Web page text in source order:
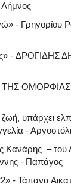
- Γρηγορίου
- ΔΡΟΓΙΔΗΣ
υπάρχει
- Αργοστόλι
Κανάρης – του
- Παπάγος
- Τάπανα